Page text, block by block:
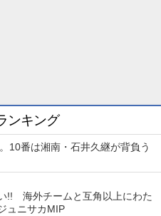
ンキング
10番は湘南・石井久継が背負う
!! 海外チームと互角以上にわた
ュニサカMIP